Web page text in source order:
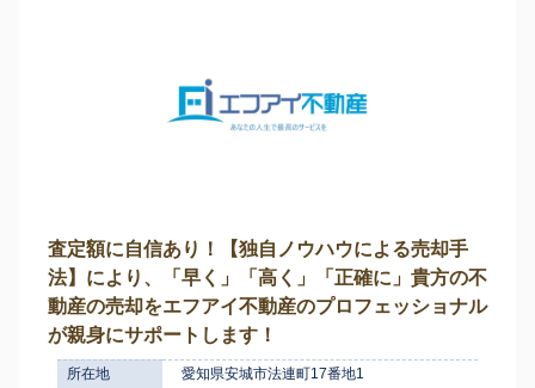
査定額に自信あり！【独自ノウハウによる売却手
法】により、「早く」「高く」「正確に」貴方の不
動産の売却をエフアイ不動産のプロフェッショナル
が親身にサポートします！
所在地
愛知県安城市法連町17番地1